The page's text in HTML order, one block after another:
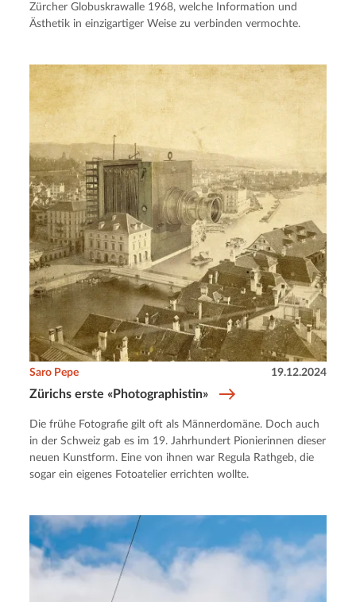
Zürcher Globuskrawalle 1968, welche Information und
Ästhetik in einzigartiger Weise zu verbinden vermochte.
Zürichs erste «Photographistin»
Saro Pepe 19.12.2024
Die frühe Fotografie gilt oft als Männerdomäne. Doch auch
in der Schweiz gab es im 19. Jahrhundert Pionierinnen dieser
neuen Kunstform. Eine von ihnen war Regula Rathgeb, die
sogar ein eigenes Fotoatelier errichten wollte.